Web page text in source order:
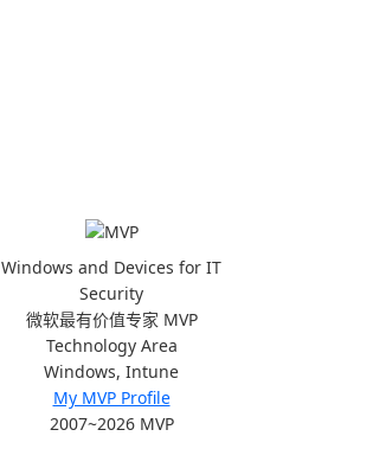
Windows and Devices for IT
Security
微软最有价值专家 MVP
Technology Area
Windows, Intune
My MVP Profile
2007~2026 MVP